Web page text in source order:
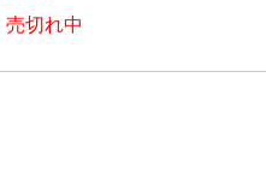
売切れ中